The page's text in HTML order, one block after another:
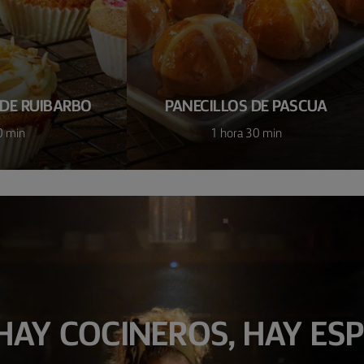
RUIBARBO
min
PANECILLOS DE PASCUA
1 hora 30 min
COCINEROS, HAY